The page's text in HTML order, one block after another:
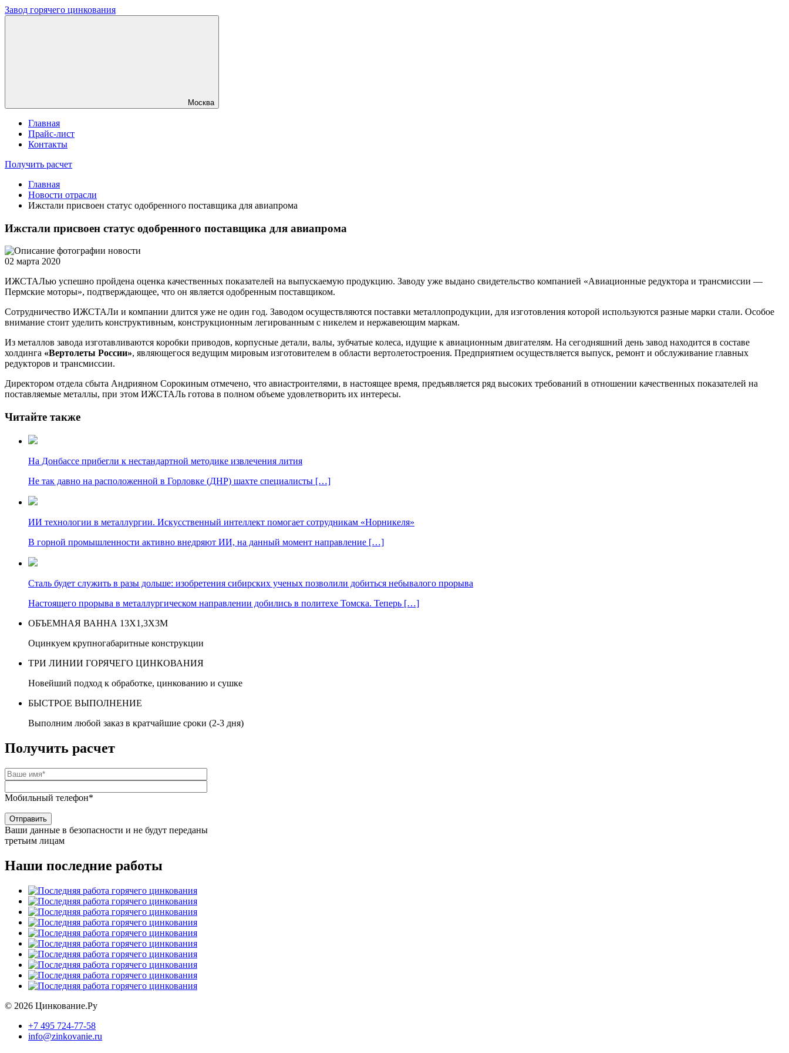
Завод горячего цинкования
Москва
Главная
Прайс-лист
Контакты
Получить расчет
Главная
Новости отрасли
Ижстали присвоен статус одобренного поставщика для авиапрома
Ижстали присвоен статус одобренного поставщика для авиапрома
02 марта 2020
ИЖСТАЛью успешно пройдена оценка качественных показателей на выпускаемую продукцию. Заводу уже выдано свидетельство компанией «Авиационные редуктора и трансмиссии —
Пермские моторы», подтверждающее, что он является одобренным поставщиком.
Сотрудничество ИЖСТАЛи и компании длится уже не один год. Заводом осуществляются поставки металлопродукции, для изготовления которой используются разные марки стали. Особое
внимание стоит уделить конструктивным, конструкционным легированным с никелем и нержавеющим маркам.
Из металлов завода изготавливаются коробки приводов, корпусные детали, валы, зубчатые колеса, идущие к авиационным двигателям. На сегодняшний день завод находится в составе
холдинга «Вертолеты России», являющегося ведущим мировым изготовителем в области вертолетостроения. Предприятием осуществляется выпуск, ремонт и обслуживание главных
редукторов и трансмиссии.
Директором отдела сбыта Андрияном Сорокиным отмечено, что авиастроителями, в настоящее время, предъявляется ряд высоких требований в отношении качественных показателей на
поставляемые металлы, при этом ИЖСТАЛь готова в полном объеме удовлетворить их интересы.
Читайте также
На Донбассе прибегли к нестандартной методике извлечения лития
Не так давно на расположенной в Горловке (ДНР) шахте специалисты […]
ИИ технологии в металлургии. Искусственный интеллект помогает сотрудникам «Норникеля»
В горной промышленности активно внедряют ИИ, на данный момент направление […]
Сталь будет служить в разы дольше: изобретения сибирских ученых позволили добиться небывалого прорыва
Настоящего прорыва в металлургическом направлении добились в политехе Томска. Теперь […]
ОБЪЕМНАЯ ВАННА 13Х1,3Х3М
Оцинкуем крупногабаритные конструкции
ТРИ ЛИНИИ ГОРЯЧЕГО ЦИНКОВАНИЯ
Новейший подход к обработке, цинкованию и сушке
БЫСТРОЕ ВЫПОЛНЕНИЕ
Выполним любой заказ в кратчайшие сроки (2-3 дня)
Получить расчет
Мобильный телефон*
Ваши данные в безопасности и не будут переданы
третьим лицам
Наши последние работы
© 2026 Цинкование.Ру
+7 495 724-77-58
info@zinkovanie.ru